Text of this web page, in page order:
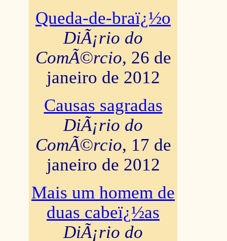
Queda-de-braï¿½o
DiÃ¡rio do
ComÃ©rcio, 26 de
janeiro de 2012
Causas sagradas
DiÃ¡rio do
ComÃ©rcio, 17 de
janeiro de 2012
Mais um homem de
duas cabeï¿½as
DiÃ¡rio do